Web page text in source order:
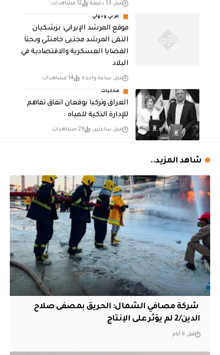
قبل 53 دقيقة 12 مشاهدات
عربي ودولي
موقع المرشد الإيراني: بزشكيان
التقى المرشد مجتبى خامنئي وبحثا
القضايا العسكرية والاقتصادية في
البلاد
قبل ساعة واحدة 14 مشاهدات
محليات
العراق وتركيا يوقعان اتفاق تفاهم
للإدارة الذكية للمياه
قبل ساعتين 29 مشاهدات
شاهد المزيد..
‏ شركة مصافي الشمال: الحريق بمصفى صلاح
الدين/2 لم يؤثر على الإنتاج
قبل 6 أيام